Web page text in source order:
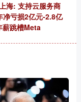
海: 支持云服务商
净亏损2亿元-2.8亿
薪跳槽Meta